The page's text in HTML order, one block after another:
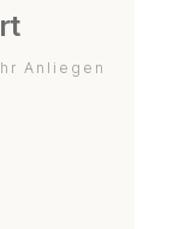
Anliegen